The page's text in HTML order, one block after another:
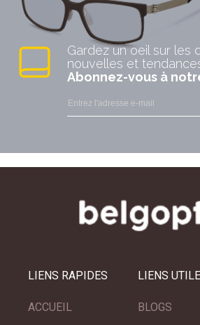
Gardez un oeil sur les
nouvelles et
Abonnez-vous à
LIENS RAPIDES
ACCUEIL
LIENS
BLOGS